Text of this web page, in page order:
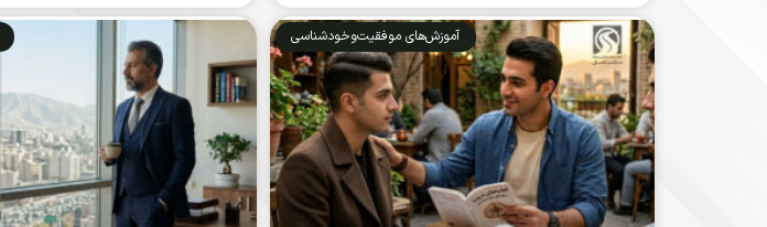
آموزش‌های موفقیت‌وخودشناسی